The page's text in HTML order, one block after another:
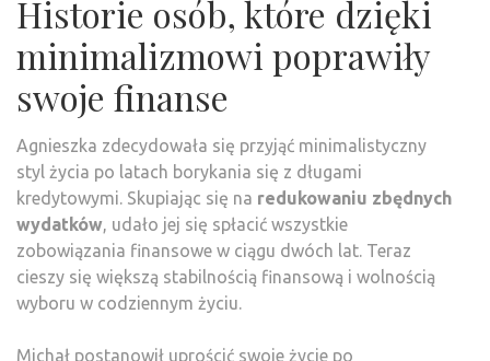
Historie osób, które dzięki
minimalizmowi poprawiły
swoje finanse
Agnieszka zdecydowała się przyjąć minimalistyczny
styl życia po latach borykania się z długami
kredytowymi. Skupiając się na redukowaniu zbędnych
wydatków, udało jej się spłacić wszystkie
zobowiązania finansowe w ciągu dwóch lat. Teraz
cieszy się większą stabilnością finansową i wolnością
wyboru w codziennym życiu.
Michał postanowił uprościć swoje życie po